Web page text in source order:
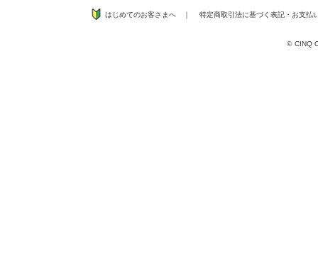
はじめてのお客さまへ ｜ 特定商取引法に基づく表記 ・ お支払
© CINQ